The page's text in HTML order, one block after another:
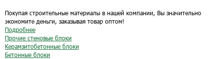
Покупая строительные материалы в нашей компании, Вы значительно
экономите деньги, заказывая товар оптом!
Подробнее
Прочие стеновые блоки
Керамзитобетонные блоки
Бетонные блоки